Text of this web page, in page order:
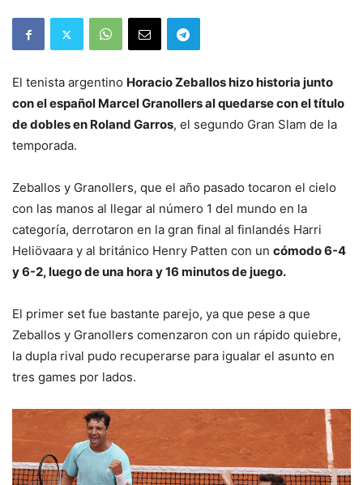
El tenista argentino Horacio Zeballos hizo historia junto
con el español Marcel Granollers al quedarse con el título
de dobles en Roland Garros, el segundo Gran Slam de la
temporada.
Zeballos y Granollers, que el año pasado tocaron el cielo
con las manos al llegar al número 1 del mundo en la
categoría, derrotaron en la gran final al finlandés Harri
Heliövaara y al británico Henry Patten con un cómodo 6-4
y 6-2, luego de una hora y 16 minutos de juego.
El primer set fue bastante parejo, ya que pese a que
Zeballos y Granollers comenzaron con un rápido quiebre,
la dupla rival pudo recuperarse para igualar el asunto en
tres games por lados.